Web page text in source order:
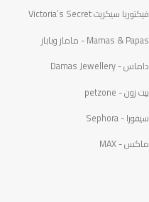
فيكتوريا سيكريت Victoria’s Secret
Mamas & Papas - ماماز وباباز
داماس - Damas Jewellery
بيت زون - petzone
سيفورا - Sephora
ماكس - MAX